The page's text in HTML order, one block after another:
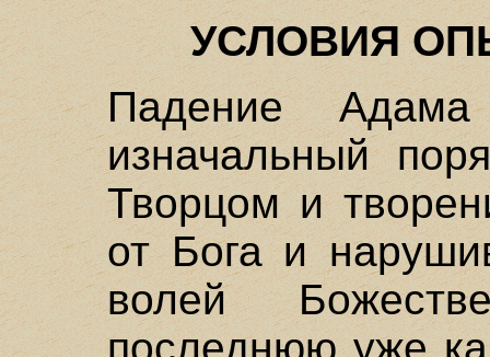
УСЛОВИЯ
Падение
изначальный
Творцом и
от Бога и
волей
последнюю уже